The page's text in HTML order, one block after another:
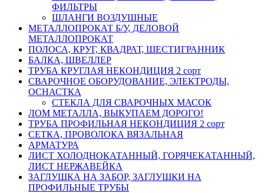
ФИЛЬТРЫ
ШЛАНГИ ВОЗДУШНЫЕ
МЕТАЛЛОПРОКАТ Б/У, ДЕЛОВОЙ
МЕТАЛЛОПРОКАТ
ПОЛОСА, КРУГ, КВАДРАТ, ШЕСТИГРАННИК
БАЛКА, ШВЕЛЛЕР
ТРУБА КРУГЛАЯ НЕКОНДИЦИЯ 2 сорт
СВАРОЧНОЕ ОБОРУДОВАНИЕ, ЭЛЕКТРОДЫ,
ОСНАСТКА
СТЕКЛА ДЛЯ СВАРОЧНЫХ МАСОК
ЛОМ МЕТАЛЛА, ВЫКУПАЕМ ДОРОГО!
ТРУБА ПРОФИЛЬНАЯ НЕКОНДИЦИЯ 2 сорт
СЕТКА, ПРОВОЛОКА ВЯЗАЛЬНАЯ
АРМАТУРА
ЛИСТ ХОЛОДНОКАТАННЫЙ, ГОРЯЧЕКАТАННЫЙ,
ЛИСТ НЕРЖАВЕЙКА
ЗАГЛУШКА НА ЗАБОР, ЗАГЛУШКИ НА
ПРОФИЛЬНЫЕ ТРУБЫ